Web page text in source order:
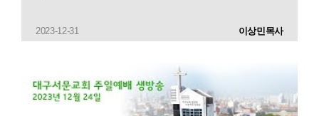
2023-12-31 이상민목사